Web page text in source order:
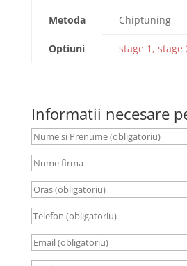
Metoda Chiptuning
Optiuni stage 1,
Informatii necesare